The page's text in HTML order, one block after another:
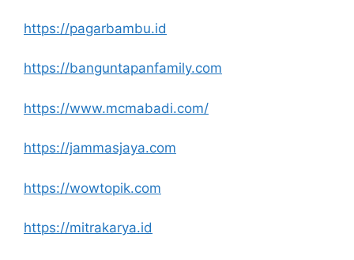
https://pagarbambu.id
https://banguntapanfamily.com
https://www.mcmabadi.com/
https://jammasjaya.com
https://wowtopik.com
https://mitrakarya.id